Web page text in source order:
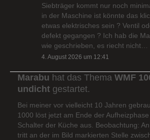
Siebträger kommt nur noch
in der Maschine ist könnte das
etwas elektrisches sein ? Ventil
defekt gegangen ? Ich hab die
wie geschrieben, es riecht nicht…
4. August 2026 um 12:41
Marabu hat das Thema WMF
undicht gestartet.
Bei meiner vor vielleicht 10 Jahren
1000 löst jetzt am Ende der
Schalter der Küche aus. Beobachtung:
tritt an der im Bild markierten Stelle